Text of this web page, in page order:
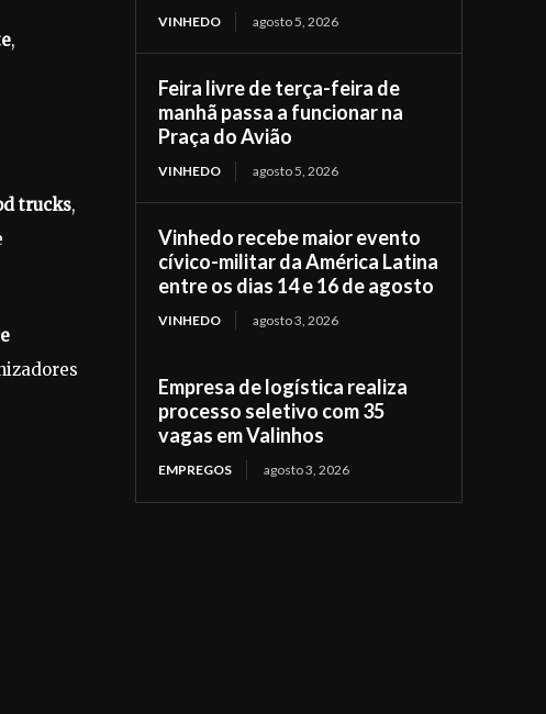
,
trucks,
VINHEDO agosto 5, 2026
Feira livre de terça-feira de
manhã passa a funcionar na
Praça do Avião
VINHEDO agosto 5, 2026
Vinhedo recebe maior evento
cívico-militar da América Latina
entre os dias 14 e 16 de agosto
VINHEDO agosto 3, 2026
Empresa de logística realiza
processo seletivo com 35
vagas em Valinhos
EMPREGOS agosto 3, 2026